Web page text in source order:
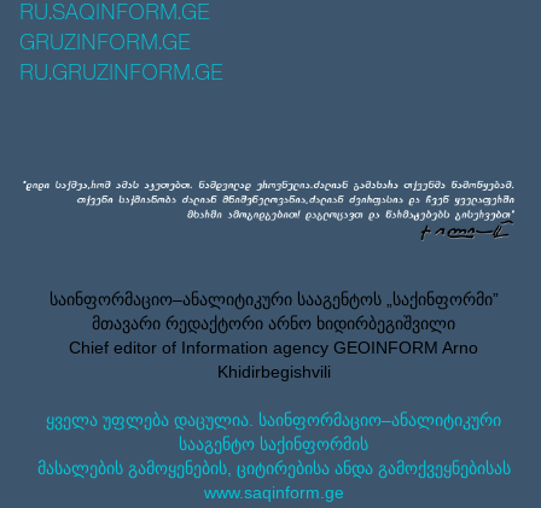
RU.SAQINFORM.GE
GRUZINFORM.GE
RU.GRUZINFORM.GE
საინფორმაციო–ანალიტიკური სააგენტოს „საქინფორმი”
მთავარი რედაქტორი არნო ხიდირბეგიშვილი
Chief editor of Information agency GEOINFORM Arno
Khidirbegishvili
ყველა უფლება დაცულია. საინფორმაციო–ანალიტიკური
სააგენტო საქინფორმის
მასალების გამოყენების, ციტირებისა ანდა გამოქვეყნებისას
www.saqinform.ge